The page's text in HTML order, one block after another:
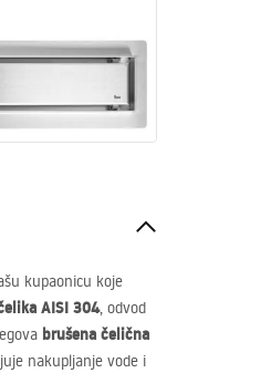
kupaonicu koje
AISI 304, odvod
brušena čelična
nakupljanje vode i